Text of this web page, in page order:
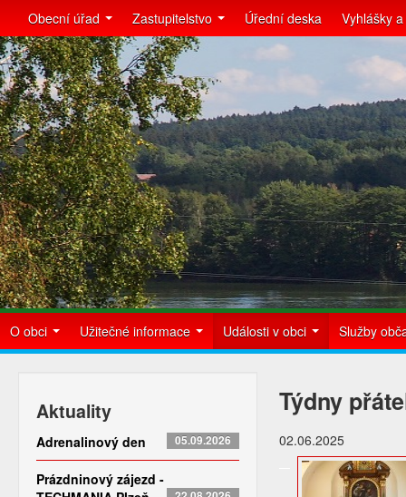
Obecní úřad Zastupitelstvo Úřední deska Vyhlášky
O obci Užitečné informace Události v obci Služby
Aktuality
Adrenalinový den 05.09.2026
Prázdninový zájezd -
Týdny
02.06.2025